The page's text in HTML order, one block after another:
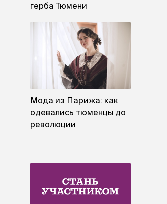
герба Тюмени
Мода из Парижа: как
одевались тюменцы до
революции